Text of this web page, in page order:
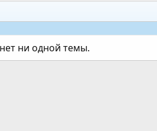
ни одной темы.